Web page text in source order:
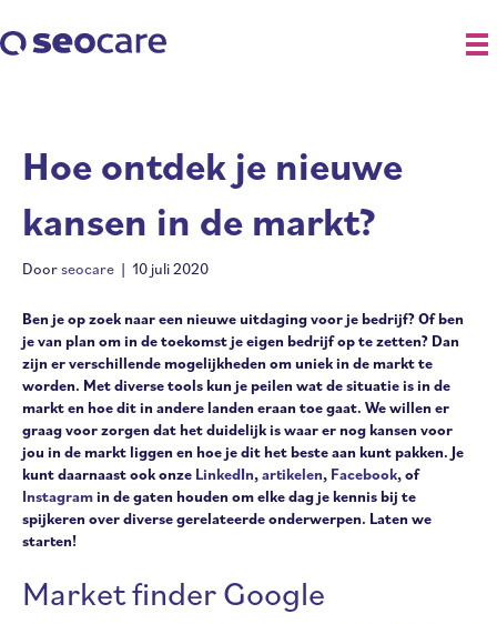
Hoe ontdek je nieuwe
kansen in de markt?
Doorseocare | 10 juli 2020
Ben je op zoek naar een nieuwe uitdaging voor je bedrijf? Of ben
je van plan om in de toekomst je eigen bedrijf op te zetten? Dan
zijn er verschillende mogelijkheden om uniek in de markt te
worden. Met diverse tools kun je peilen wat de situatie is in de
markt en hoe dit in andere landen eraan toe gaat. We willen er
graag voor zorgen dat het duidelijk is waar er nog kansen voor
jou in de markt liggen en hoe je dit het beste aan kunt pakken. Je
kunt daarnaast ook onze LinkedIn,artikelen, Facebook, of
Instagramin de gaten houden om elke dag je kennis bij te
spijkeren over diverse gerelateerde onderwerpen. Laten we
starten!
Market finder Google